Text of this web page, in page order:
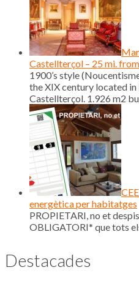
Castellterçol – 25 mi.
1900’s style
the XIX century located in
Castellterçol. 1.926 m2
energètica per habitatges
PROPIETARI, no et
OBLIGATORI* que tots
Destacades